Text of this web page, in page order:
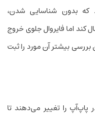
که بدون شناسایی شدن،
کند اما فایروال جلوی خروج
بررسی بیشتر آن مورد را ثبت
را تغییر می‌دهند تا